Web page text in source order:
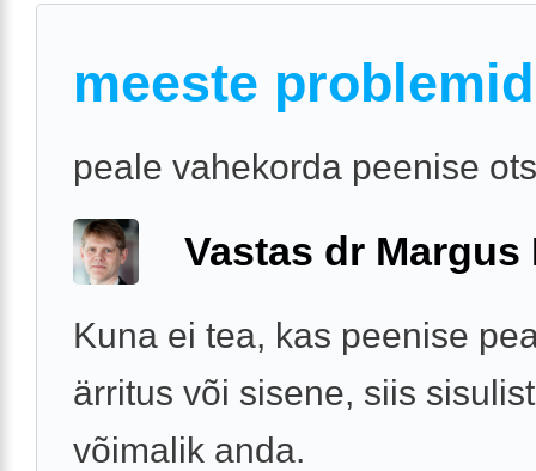
meeste problemid
peale vahekorda peenise
Vastas dr Margus
Kuna ei tea, kas peenise
ärritus või sisene, siis
võimalik anda.